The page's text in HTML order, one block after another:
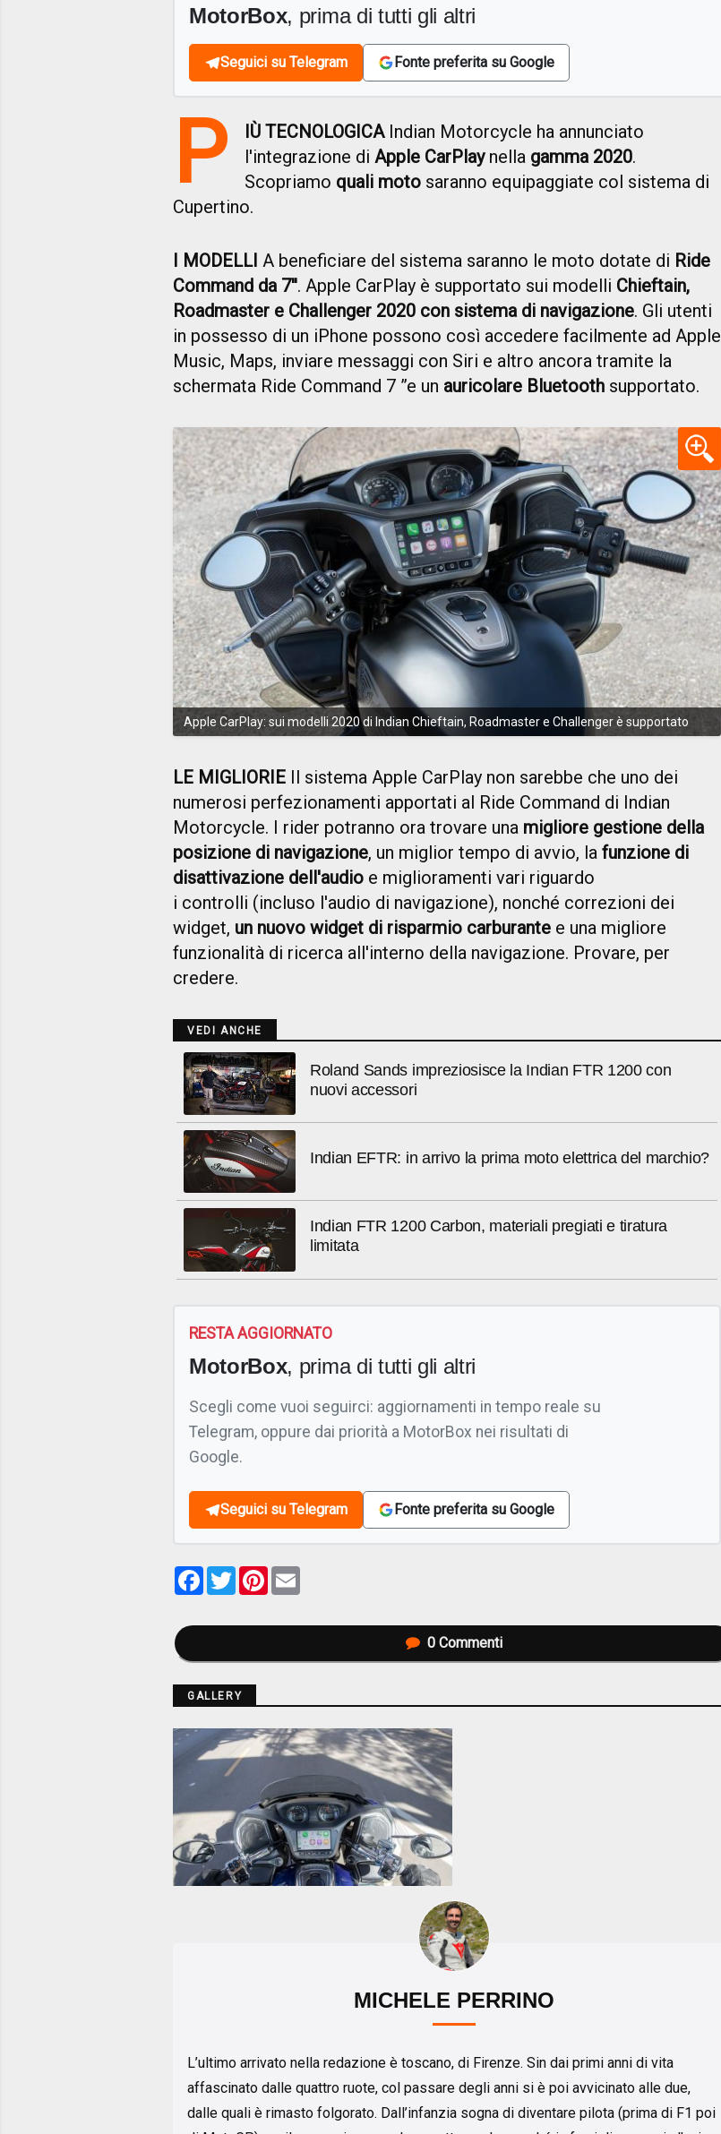
MotorBox, prima di tutti gli altri
Seguici su Telegram Fonte preferita su Google
P IÙ TECNOLOGICAIndian Motorcycle ha annunciato
l'integrazione diApple CarPlaynella gamma 2020.
Scopriamo quali moto saranno equipaggiate col sistema di
Cupertino.
I MODELLI A beneficiare del sistema saranno le moto dotate di Ride
Command da 7''. Apple CarPlay è supportato sui modelli Chieftain,
Roadmaster e Challenger 2020 con sistema di navigazione. Gli utenti
in possesso di un iPhone possono così accedere facilmente ad Apple
Music, Maps, inviare messaggi con Siri e altro ancora tramite la
schermata Ride Command 7 ”e un auricolare Bluetooth supportato.
Apple CarPlay: sui modelli 2020 di Indian Chieftain, Roadmaster e Challenger è supportato
LE MIGLIORIE Il sistema Apple CarPlay non sarebbe che uno dei
numerosi perfezionamenti apportati al Ride Command di Indian
Motorcycle. I rider potranno ora trovare una migliore gestione della
posizione di navigazione, un miglior tempo di avvio, la funzione di
disattivazione dell'audio e miglioramenti vari riguardo
i controlli (incluso l'audio di navigazione), nonché correzioni dei
widget, un nuovo widget di risparmio carburante e una migliore
funzionalità di ricerca all'interno della navigazione. Provare, per
credere.
VEDI ANCHE
Roland Sands impreziosisce la Indian FTR 1200 con
nuovi accessori
Indian EFTR: in arrivo la prima moto elettrica del marchio?
Indian FTR 1200 Carbon, materiali pregiati e tiratura
limitata
RESTA AGGIORNATO
MotorBox, prima di tutti gli altri
Scegli come vuoi seguirci: aggiornamenti in tempo reale su
Telegram, oppure dai priorità a MotorBox nei risultati di
Google.
Seguici su Telegram Fonte preferita su Google
Facebook
TwitterPinterest
0 Commenti
GALLERY
MICHELE PERRINO
L’ultimo arrivato nella redazione è toscano, di Firenze. Sin dai primi anni di vita
affascinato dalle quattro ruote, col passare degli anni si è poi avvicinato alle due,
dalle quali è rimasto folgorato. Dall’infanzia sogna di diventare pilota (prima di F1 poi